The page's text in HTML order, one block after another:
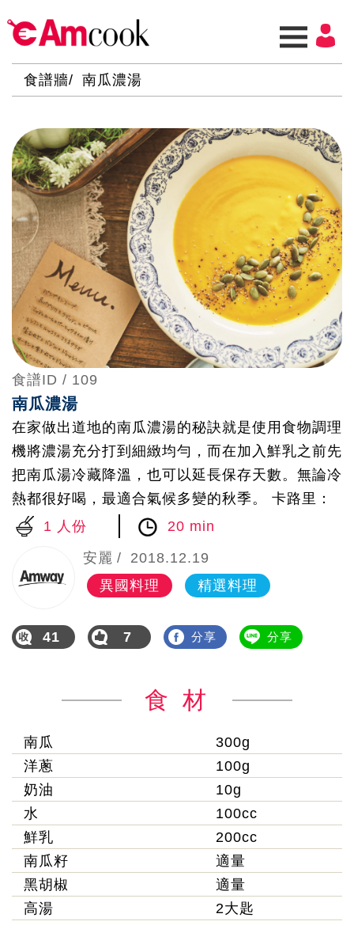
食譜牆 南瓜濃湯
食譜ID / 109
南瓜濃湯
在家做出道地的南瓜濃湯的秘訣就是使用食物調理
機將濃湯充分打到細緻均勻，而在加入鮮乳之前先
把南瓜湯冷藏降溫，也可以延長保存天數。無論冷
熱都很好喝，最適合氣候多變的秋季。 卡路里：
158 kcal (1人份)
1 人份
20 min
安麗
2018.12.19
異國料理
精選料理
41 7 分享 分享
食 材
南瓜
300g
洋蔥
100g
奶油
10g
水
100cc
鮮乳
200cc
南瓜籽
適量
黑胡椒
適量
高湯
2大匙